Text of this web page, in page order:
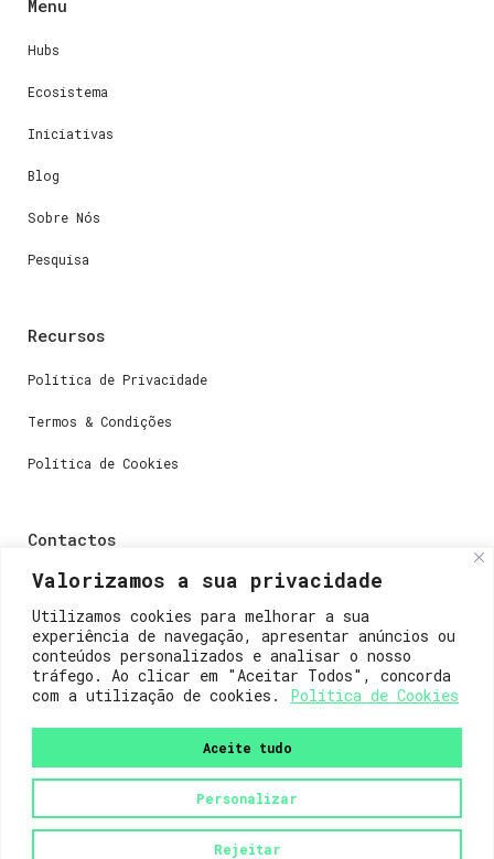
Valorizamos a sua privacidade
Utilizamos cookies para melhorar a sua
experiência de navegação, apresentar anúncios ou
conteúdos personalizados e analisar o nosso
tráfego. Ao clicar em "Aceitar Todos", concorda
com a utilização de cookies.
Política de Cookies
Personalizar
Rejeitar
Aceite tudo
Menu
Hubs
Ecosistema
Iniciativas
Blog
Sobre Nós
Pesquisa
Recursos
Política de Privacidade
Termos & Condições
Política de Cookies
Contactos
Dúvidas ou perguntas envie-nos um e-mail para
Dúvidas de registro ou suporte, envie um e-mail para
support@lisboainnovation.com
2023© Lisboa Innovation. Todos os direitos reservados.